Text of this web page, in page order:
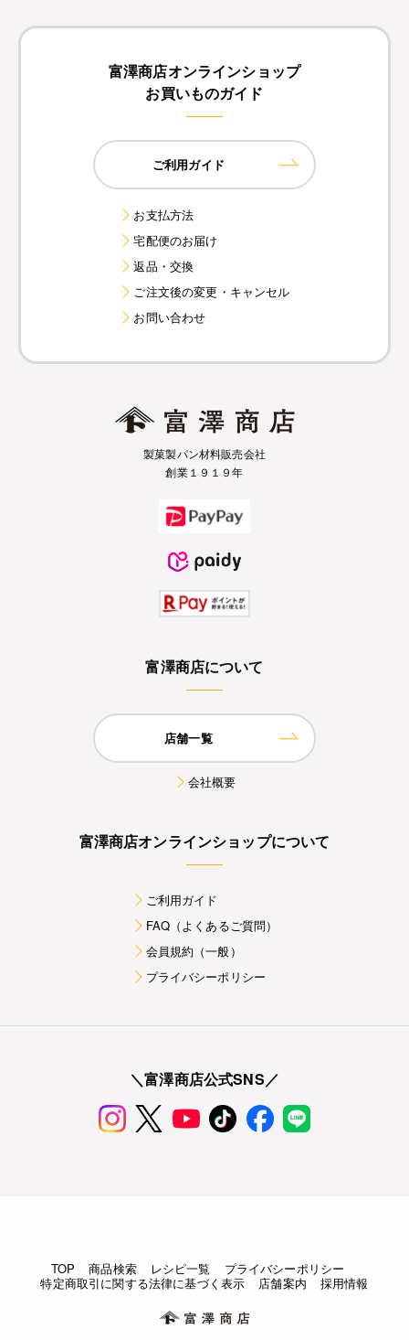
富澤商店オンラインショップ
お買いものガイド
ご利用ガイド
お支払方法
宅配便のお届け
返品・交換
ご注文後の変更・キャンセル
お問い合わせ
製菓製パン材料販売会社
創業１９１９年
富澤商店について
店舗一覧
会社概要
富澤商店オンラインショップについて
ご利用ガイド
FAQ（よくあるご質問）
会員規約（一般）
プライバシーポリシー
＼富澤商店公式SNS／
TOP 商品検索 レシピ一覧
プライバシーポリシー
特定商取引に関する法律に基づく表示
店舗案内 採用情報